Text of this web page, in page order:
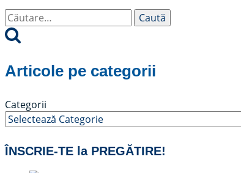
Caută
după:
Articole pe categorii
Categorii
ÎNSCRIE-TE la PREGĂTIRE!